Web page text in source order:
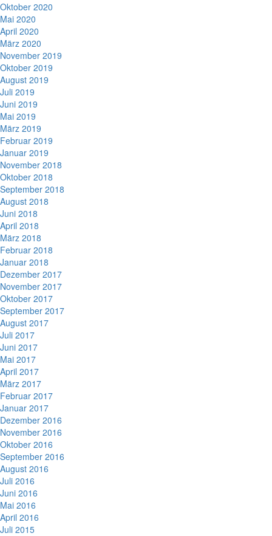
Oktober 2020
Mai 2020
April 2020
März 2020
November 2019
Oktober 2019
August 2019
Juli 2019
Juni 2019
Mai 2019
März 2019
Februar 2019
Januar 2019
November 2018
Oktober 2018
September 2018
August 2018
Juni 2018
April 2018
März 2018
Februar 2018
Januar 2018
Dezember 2017
November 2017
Oktober 2017
September 2017
August 2017
Juli 2017
Juni 2017
Mai 2017
April 2017
März 2017
Februar 2017
Januar 2017
Dezember 2016
November 2016
Oktober 2016
September 2016
August 2016
Juli 2016
Juni 2016
Mai 2016
April 2016
Juli 2015